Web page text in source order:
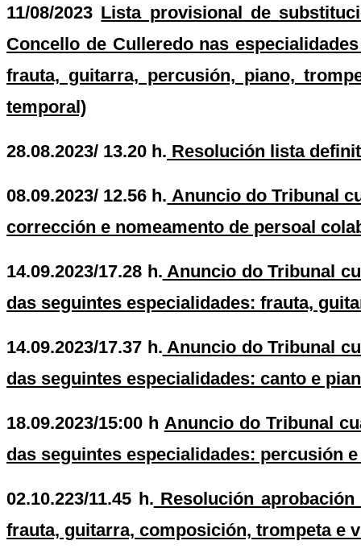
11/08/2023 Lista provisional de
Concello de Culleredo nas
frauta, guitarra, percusión, piano,
temporal)
28.08.2023/ 13.20 h. Resolución lista
08.09.2023/ 12.56 h. Anuncio do Tribunal
corrección e nomeamento de persoal
14.09.2023/17.28 h. Anuncio do Tribunal
das seguintes especialidades: frauta,
14.09.2023/17.37 h. Anuncio do Tribunal
das seguintes especialidades: canto e
18.09.2023/15:00 h Anuncio do Tribunal
das seguintes especialidades: percusión
02.10.223/11.45 h. Resolución
frauta, guitarra, composición, trompeta e